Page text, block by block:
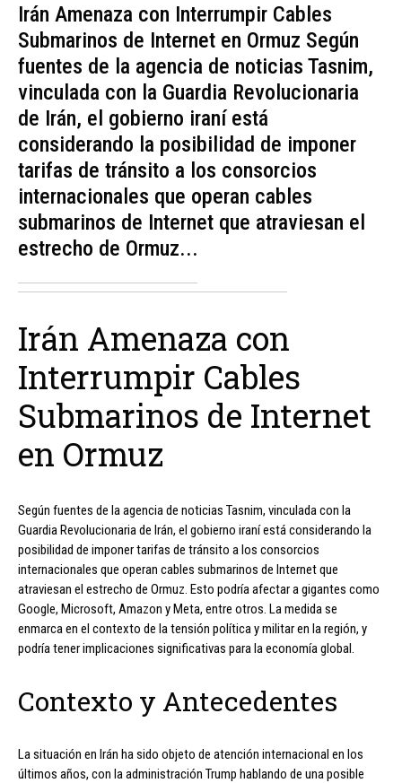
Irán Amenaza con Interrumpir Cables
Submarinos de Internet en Ormuz Según
fuentes de la agencia de noticias Tasnim,
vinculada con la Guardia Revolucionaria
de Irán, el gobierno iraní está
considerando la posibilidad de imponer
tarifas de tránsito a los consorcios
internacionales que operan cables
submarinos de Internet que atraviesan el
estrecho de Ormuz...
Irán Amenaza con
Interrumpir Cables
Submarinos de Internet
en Ormuz
Según fuentes de la agencia de noticias Tasnim, vinculada con la
Guardia Revolucionaria de Irán, el gobierno iraní está considerando la
posibilidad de imponer tarifas de tránsito a los consorcios
internacionales que operan cables submarinos de Internet que
atraviesan el estrecho de Ormuz. Esto podría afectar a gigantes como
Google, Microsoft, Amazon y Meta, entre otros. La medida se
enmarca en el contexto de la tensión política y militar en la región, y
podría tener implicaciones significativas para la economía global.
Contexto y Antecedentes
La situación en Irán ha sido objeto de atención internacional en los
últimos años, con la administración Trump hablando de una posible